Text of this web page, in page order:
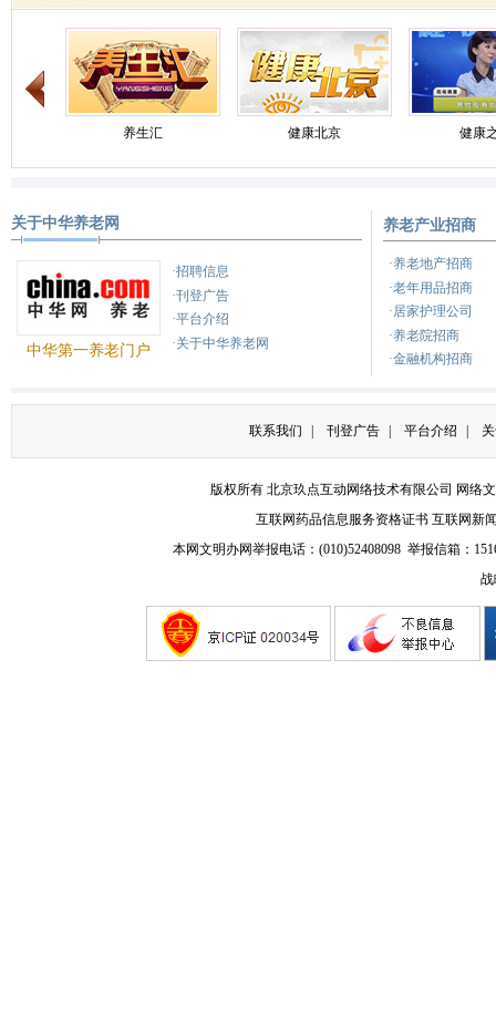
养生汇 健康北京 健康
天天
关于中华养老网
中华第一养老门户
·招聘信息
·刊登广告
·平台介绍
·关于中华养老网
养老产业招商
·养老地产招商
·老年用品招商
·居家护理公司
·养老院招商
·金融机构招商
联系我们 刊登广告 平台介绍
版权所有 北京玖点互动网络技术有限公司 网络
互联网药品信息服务资格证书 互联网新
本网文明办网举报电话：(010)52408098 举报信箱：